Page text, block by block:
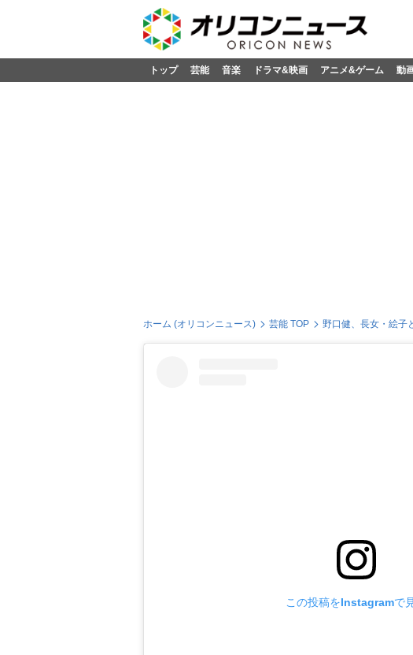
トップ 芸能 音楽 ドラマ&映画 アニメ&ゲーム 動
ホーム (オリコンニュース) 芸能 TOP 野口健、長女・絵子
この投稿をInstagramで